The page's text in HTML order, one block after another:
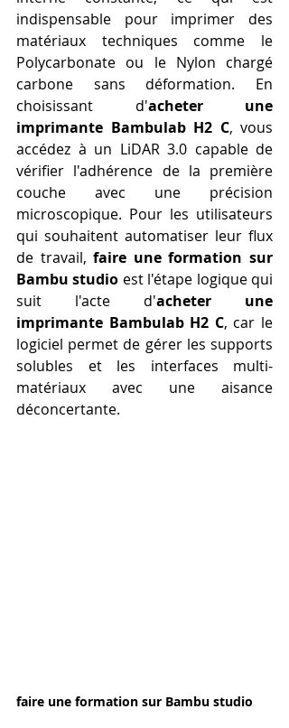
indispensable pour imprimer des
matériaux techniques comme le
Polycarbonate ou le Nylon chargé
carbone sans déformation. En
choisissant d'acheter une
imprimante Bambulab H2 C, vous
accédez à un LiDAR 3.0 capable de
vérifier l'adhérence de la première
couche avec une précision
microscopique. Pour les utilisateurs
qui souhaitent automatiser leur flux
de travail, faire une formation sur
Bambu studio est l'étape logique qui
suit l'acte d'acheter une
imprimante Bambulab H2 C, car le
logiciel permet de gérer les supports
solubles et les interfaces multi-
matériaux avec une aisance
déconcertante.
faire une formation sur Bambu studio